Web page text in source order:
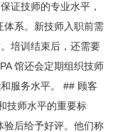
证技师的专业水平，
体系。新技师入职前需
培训结束后，还需要
馆还会定期组织技师
服务水平。 ## 顾客
技师水平的重要标
验后给予好评。他们称